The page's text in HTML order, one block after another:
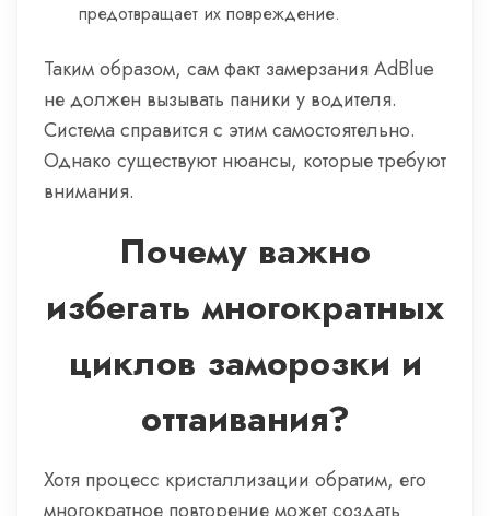
предотвращает их повреждение.
Таким образом, сам факт замерзания AdBlue
не должен вызывать паники у водителя.
Система справится с этим самостоятельно.
Однако существуют нюансы, которые требуют
внимания.
Почему важно
избегать многократных
циклов заморозки и
оттаивания?
Хотя процесс кристаллизации обратим, его